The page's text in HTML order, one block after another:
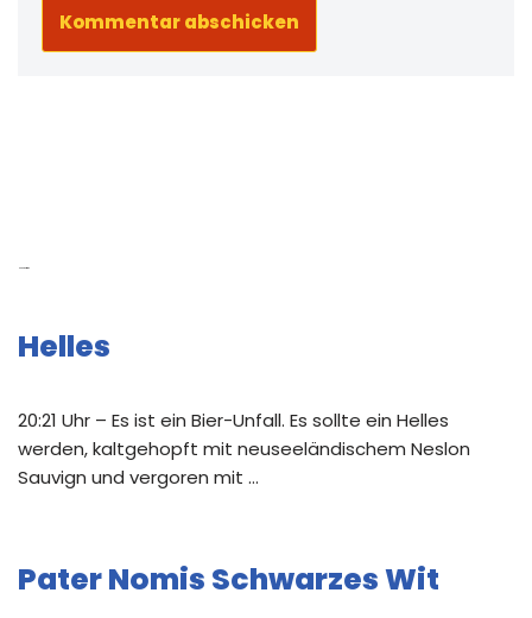
Helles
20:21 Uhr – Es ist ein Bier-Unfall. Es sollte ein Helles
werden, kaltgehopft mit neuseeländischem Neslon
Sauvign und vergoren mit …
Pater Nomis Schwarzes Wit